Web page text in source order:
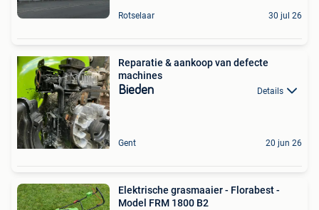
Rotselaar 30 jul 26
Reparatie & aankoop van defecte
machines
Bieden Details
Gent 20 jun 26
Elektrische grasmaaier - Florabest -
Model FRM 1800 B2